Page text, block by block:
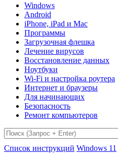
Windows
Android
iPhone, iPad и Mac
Программы
Загрузочная флешка
Лечение вирусов
Восстановление данных
Ноутбуки
Wi-Fi и настройка роутера
Интернет и браузеры
Для начинающих
Безопасность
Ремонт компьютеров
Список инструкций Windows 11